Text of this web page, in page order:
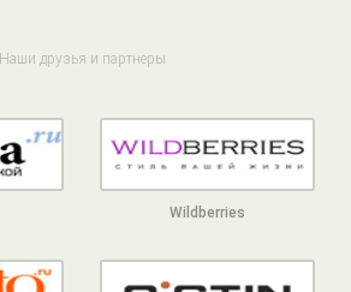
Наши друзья и партнеры
Wildberries